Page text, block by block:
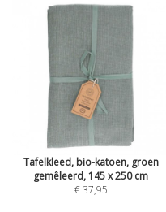
Tafelkleed, bio-katoen, groen
gemêleerd, 145 x 250 cm
€ 37,95